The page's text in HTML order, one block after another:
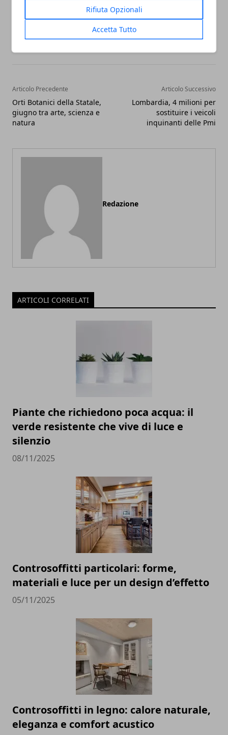
Rifiuta Opzionali
Accetta Tutto
Whatsapp
Articolo Precedente
Orti Botanici della Statale,
giugno tra arte, scienza e
natura
Articolo Successivo
Lombardia, 4 milioni per
sostituire i veicoli
inquinanti delle Pmi
Redazione
ARTICOLI CORRELATI
Piante che richiedono poca acqua: il
verde resistente che vive di luce e
silenzio
08/11/2025
Controsoffitti particolari: forme,
materiali e luce per un design d’effetto
05/11/2025
Controsoffitti in legno: calore naturale,
eleganza e comfort acustico